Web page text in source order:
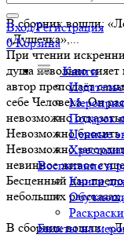
Вход/Регистрация
0 Корзина
Книги
Подарок
Ценные
Воспитание и
Книги
Билеты на
В сборник вошли:
«Душечка»,...
При чтении
душа невольно
автор преподаёт
себе Человека. Он
невозможно
Невозможно бросить
Невозможно
невинное живое
Бесценный дар
небольших рассказах.
В сборник вошли: